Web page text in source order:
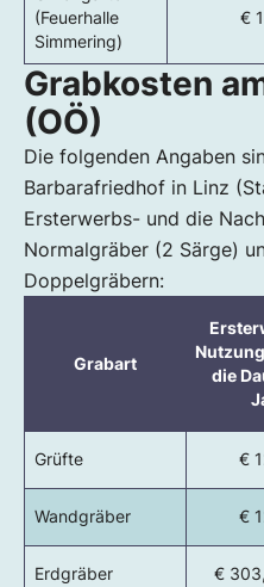
(Feuerhalle
Simmering)
€
Grabkosten
(OÖ)
Die folgenden Angaben
Barbarafriedhof in Linz
Ersterwerbs- und die
Normalgräber (2 Särge)
Doppelgräbern:
Grabart
die
Grüfte €
Wandgräber €
Erdgräber €